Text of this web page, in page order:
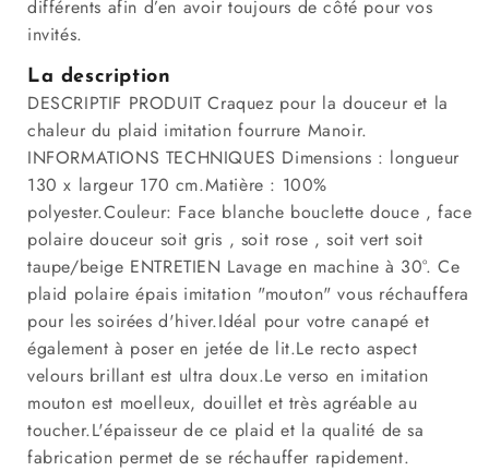
différents afin d’en avoir toujours de côté pour vos
invités.
La description
DESCRIPTIF PRODUIT Craquez pour la douceur et la
chaleur du plaid imitation fourrure Manoir.
INFORMATIONS TECHNIQUES Dimensions : longueur
130 x largeur 170 cm.Matière : 100%
polyester.Couleur: Face blanche bouclette douce , face
polaire douceur soit gris , soit rose , soit vert soit
taupe/beige ENTRETIEN Lavage en machine à 30°. Ce
plaid polaire épais imitation "mouton" vous réchauffera
pour les soirées d'hiver.Idéal pour votre canapé et
également à poser en jetée de lit.Le recto aspect
velours brillant est ultra doux.Le verso en imitation
mouton est moelleux, douillet et très agréable au
toucher.L'épaisseur de ce plaid et la qualité de sa
fabrication permet de se réchauffer rapidement.